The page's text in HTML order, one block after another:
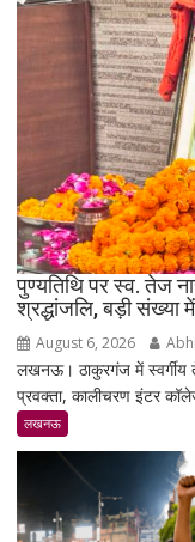
पुण्यतिथि पर स्व. तेज
श्रद्धांजलि, बड़ी संख्या
August 6, 2026
लखनऊ। ठाकुरगंज में स्वर्गीय
प्रवक्ता, कालीचरण इंटर
लखनऊ